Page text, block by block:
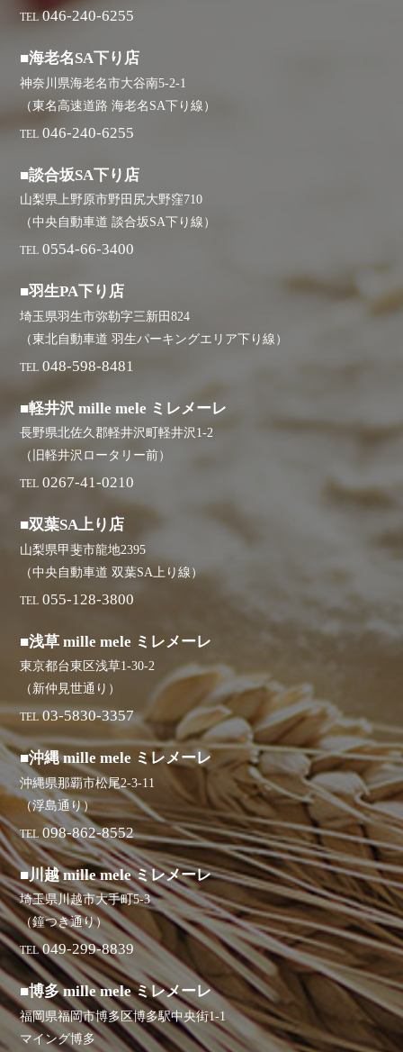
TEL 046-240-6255
■海老名SA下り店
神奈川県海老名市大谷南5-2-1
（東名高速道路 海老名SA下り線）
TEL 046-240-6255
■談合坂SA下り店
山梨県上野原市野田尻大野窪710
（中央自動車道 談合坂SA下り線）
TEL 0554-66-3400
■羽生PA下り店
埼玉県羽生市弥勒字三新田824
（東北自動車道 羽生パーキングエリア下り線）
TEL 048-598-8481
■軽井沢 mille mele ミレメーレ
長野県北佐久郡軽井沢町軽井沢1-2
（旧軽井沢ロータリー前）
TEL 0267-41-0210
■双葉SA上り店
山梨県甲斐市龍地2395
（中央自動車道 双葉SA上り線）
TEL 055-128-3800
■浅草 mille mele ミレメーレ
東京都台東区浅草1-30-2
（新仲見世通り）
TEL 03-5830-3357
■沖縄 mille mele ミレメーレ
沖縄県那覇市松尾2-3-11
（浮島通り）
TEL 098-862-8552
■川越 mille mele ミレメーレ
埼玉県川越市大手町5-3
（鐘つき通り）
TEL 049-299-8839
■博多 mille mele ミレメーレ
福岡県福岡市博多区博多駅中央街1-1
マイング博多